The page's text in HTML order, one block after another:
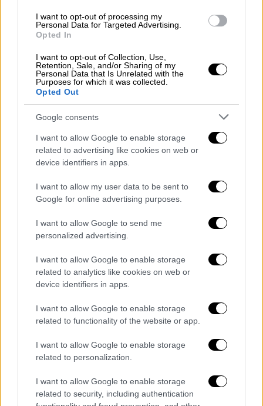
I want to opt-out of processing my
Personal Data for Targeted Advertising.
Opted In
I want to opt-out of Collection, Use,
Retention, Sale, and/or Sharing of my
Personal Data that Is Unrelated with the
Purposes for which it was collected.
Opted Out
Google consents
I want to allow Google to enable storage
related to advertising like cookies on web or
device identifiers in apps.
I want to allow my user data to be sent to
Google for online advertising purposes.
I want to allow Google to send me
personalized advertising.
I want to allow Google to enable storage
related to analytics like cookies on web or
device identifiers in apps.
I want to allow Google to enable storage
related to functionality of the website or app.
I want to allow Google to enable storage
related to personalization.
I want to allow Google to enable storage
related to security, including authentication
πλατφόρμαςκαταγγελιών για αυθαίρετη
δόμηση. Προκειμένου μάλιστα να
αποφευχθούν φαινόμενα
«καταγγελιομανίας», θα προβλεφθεί ότι
οκαταγγέλων /ουσα θα αποστέλλει την
καταγγελία πληρώνοντας ένα μικρό
παράβολο. Εάν η καταγγελία αποδειχτεί
αληθής και πρόκειται πράγματι για
αυθαίρετο το ύψος του παραβόλου, θα
επιστρέφεται στο άτομο που έκανε την
Πως «ξεκλειδώνει» η εκτός σχεδίου
δόμηση
Πληρώνταςτρεις βασικές προϋποθέσεις θα
μπορούν να λάβουν άδεια δόμησης τα εκτός
σχεδίου οικόπεδα και συγκεκριμένα:
των ακινήτων να φαίνεται σε
αεροφωτογραφίες προ της 27ης Ιουλίου
1977.
Οι δρόμοι στους οποίους έχουν
«πρόσωπο» τα γήπεδα να είναι πλάτους
τουλάχιστον 3,5 μέτρων.